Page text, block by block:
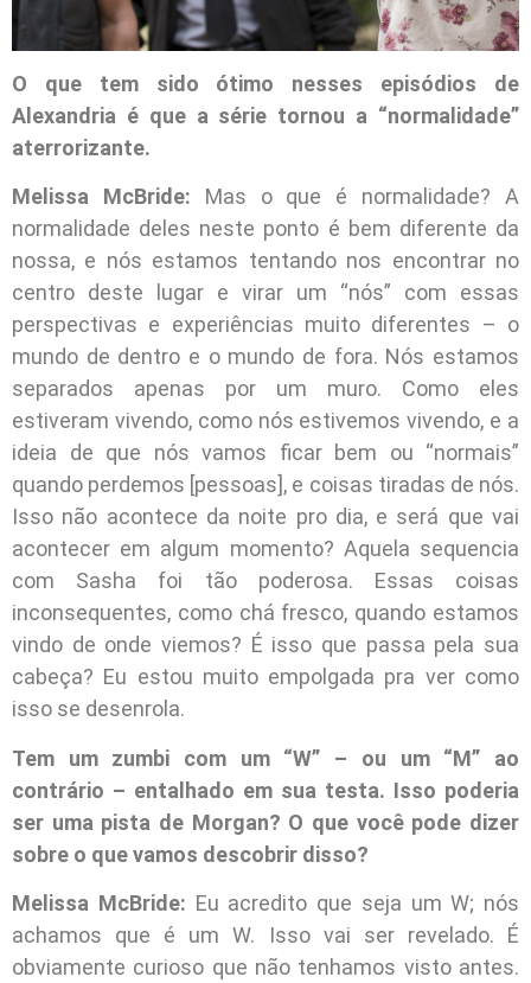
O que tem sido ótimo nesses episódios de
Alexandria é que a série tornou a “normalidade”
aterrorizante.
Melissa McBride: Mas o que é normalidade? A
normalidade deles neste ponto é bem diferente da
nossa, e nós estamos tentando nos encontrar no
centro deste lugar e virar um “nós” com essas
perspectivas e experiências muito diferentes – o
mundo de dentro e o mundo de fora. Nós estamos
separados apenas por um muro. Como eles
estiveram vivendo, como nós estivemos vivendo, e a
ideia de que nós vamos ficar bem ou “normais”
quando perdemos [pessoas], e coisas tiradas de nós.
Isso não acontece da noite pro dia, e será que vai
acontecer em algum momento? Aquela sequencia
com Sasha foi tão poderosa. Essas coisas
inconsequentes, como chá fresco, quando estamos
vindo de onde viemos? É isso que passa pela sua
cabeça? Eu estou muito empolgada pra ver como
isso se desenrola.
Tem um zumbi com um “W” – ou um “M” ao
contrário – entalhado em sua testa. Isso poderia
ser uma pista de Morgan? O que você pode dizer
sobre o que vamos descobrir disso?
Melissa McBride: Eu acredito que seja um W; nós
achamos que é um W. Isso vai ser revelado. É
obviamente curioso que não tenhamos visto antes.